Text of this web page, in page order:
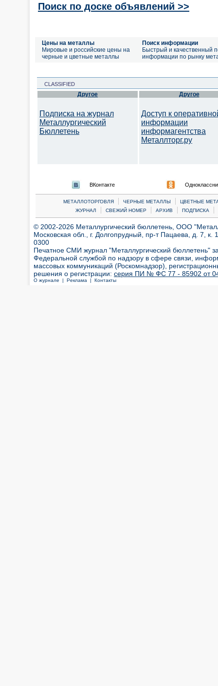
Поиск по доске объявлений >>
Цены на металлы
Мировые и российские цены на
черные и цветные металлы
Поиск информации
Быстрый и качественный
информации по рынку
CLASSIFIED
Другое
Подписка на журнал
Металлургический
Бюллетень
Другое
Доступ к
информации
информагентства
Металлторг.ру
ВКонтакте
МЕТАЛЛОТОРГОВЛЯ | ЧЕРНЫЕ МЕТАЛЛЫ |
ЦВЕТНЫЕ
ЖУРНАЛ
| СВЕЖИЙ НОМЕР | АРХИВ | ПОДПИСКА |
© 2002-2026 Металлургический бюллетень, ООО
Московская обл., г. Долгопрудный, пр-т Пацаева, д. 7,
0300
Печатное СМИ журнал "Металлургический бюллетень"
Федеральной службой по надзору в сфере связи,
массовых коммуникаций (Роскомнадзор),
решения о регистрации: серия ПИ № ФС 77 - 85902 от 04
О журнале | Реклама | Контакты